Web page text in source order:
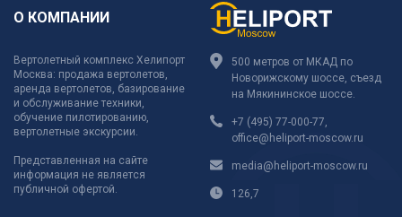
О КОМПАНИИ
Вертолетный комплекс Хелипорт
Москва: продажа вертолетов,
аренда вертолетов, базирование
и обслуживание техники,
обучение пилотированию,
вертолетные экскурсии.
Представленная на сайте
информация не является
публичной офертой.
500 метров от МКАД по
Новорижскому шоссе, съезд
на Мякининское шоссе.
+7 (495) 77-000-77
office@heliport-moscow.ru
media@heliport-moscow.ru
126,7